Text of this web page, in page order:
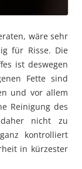
wäre sehr
für Risse. Die
ist deswegen
Fette sind
und vor allem
Reinigung des
nicht zu
kontrolliert
in kürzester